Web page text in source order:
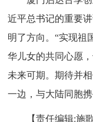
近平总书记的重要
明了方向。“实现祖
华儿女的共同心愿
未来可期。期待并
一边，与大陆同胞
【责任编辑:施歌